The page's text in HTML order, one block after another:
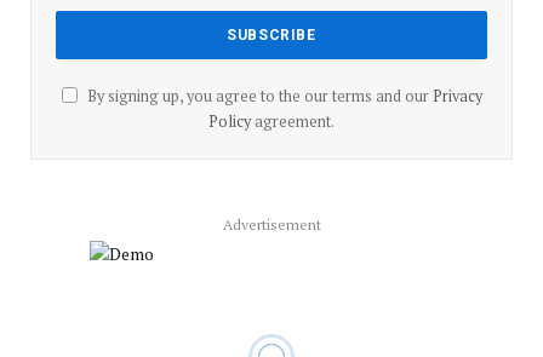
By signing up, you agree to the our terms and our Privacy
Policyagreement.
Advertisement